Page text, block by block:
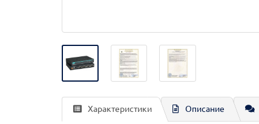
Характеристики Описание